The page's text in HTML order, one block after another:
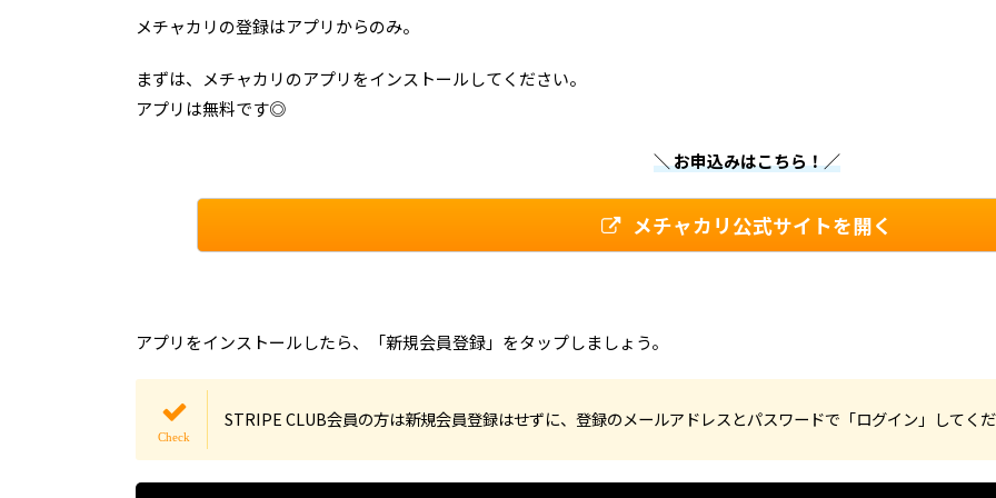
メチャカリの登録はアプリからのみ。
まずは、メチャカリのアプリをインストールしてください。
アプリは無料です◎
＼ お申込みはこちら！／
メチャカリ公式サイトを開く
アプリをインストールしたら、「新規会員登録」をタップしましょう。
STRIPE CLUB会員の方は新規会員登録はせずに、登録のメールアドレスとパスワードで「ログイン」してく